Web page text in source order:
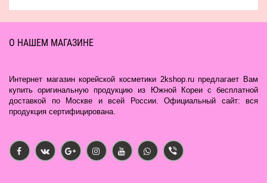
О НАШЕМ МАГАЗИНЕ
Интернет магазин корейской косметики 2kshop.ru предлагает Вам
купить оригинальную продукцию из Южной Кореи с бесплатной
доставкой по Москве и всей России. Официальный сайт: вся
продукция сертифицирована.